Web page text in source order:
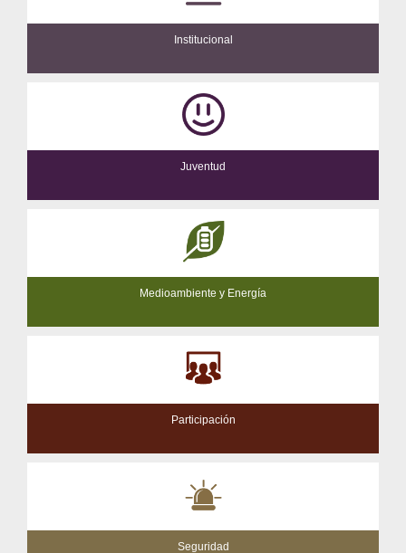
Institucional
Juventud
Medioambiente y Energía
Participación
Seguridad